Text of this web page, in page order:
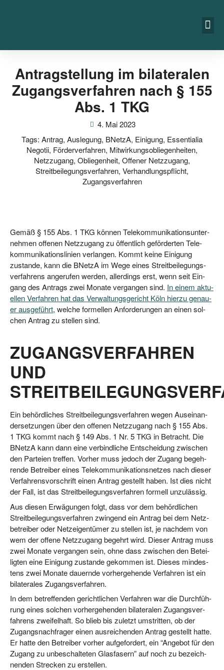
Antragstellung im bilateralen
Zugangsverfahren nach § 155
Abs. 1 TKG
4. Mai 2023
Tags: Antrag, Auslegung, BNetzA, Einigung, Essentialia
Negotii, Förderverfahren, Mitwirkungsobliegenheiten,
Netzzugang, Obliegenheit, Offener Netzzugang,
Streitbeilegungsverfahren, Verhandlungspflicht,
Zugangsverfahren
Gemäß § 155 Abs. 1 TKG kön­nen Tele­kom­mu­ni­ka­ti­ons­un­ter­
neh­men offe­nen Netz­zu­gang zu öffent­lich geför­der­ten Tele­
kom­mu­ni­ka­ti­ons­li­ni­en ver­lan­gen. Kommt kei­ne Eini­gung
zustan­de, kann die BNetzA im Wege eines Streit­bei­le­gungs­
ver­fah­rens ange­ru­fen wer­den, aller­dings erst, wenn seit Ein­
gang des Antrags zwei Mona­te ver­gan­gen sind. In einem aktu­
el­len Ver­fah­ren hat das Ver­wal­tungs­ge­richt Köln hier­zu genau­
er aus­ge­führt, wel­che for­mel­len Anfor­de­run­gen an einen sol­
chen Antrag zu stel­len sind.
ZUGANGSVERFAHREN
UND
Ein behörd­li­ches Streit­bei­le­gungs­ver­fah­ren wegen Aus­ein­an­
der­set­zun­gen über den offe­nen Netz­zu­gang nach § 155 Abs.
1 TKG kommt nach § 149 Abs. 1 Nr. 5 TKG in Betracht. Die
BNetzA kann dann eine ver­bind­li­che Ent­schei­dung zwi­schen
den Par­tei­en tref­fen. Vor­her muss jedoch der Zugang begeh­
ren­de Betrei­ber eines Tele­kom­mu­ni­ka­ti­ons­net­zes nach die­ser
Ver­fah­rens­vor­schrift einen Antrag gestellt haben. Ist dies nicht
der Fall, ist das Streit­bei­le­gungs­ver­fah­ren for­mell unzulässig.
Aus die­sen Erwä­gun­gen folgt, dass vor dem behörd­li­chen
Streit­bei­le­gungs­ver­fah­ren zwin­gend ein Antrag bei dem Netz­
be­trei­ber oder Netz­ei­gen­tü­mer zu stel­len ist, je nach­dem von
wem der offe­ne Netz­zu­gang begehrt wird. Die­ser Antrag muss
zwei Mona­te ver­gan­gen sein, ohne dass zwi­schen den Betei­
lig­ten eine Eini­gung zustan­de gekom­men ist. Die­ses min­des­
tens zwei Mona­te dau­ern­de vor­her­ge­hen­de Ver­fah­ren ist ein
bila­te­ra­les Zugangsverfahren.
In dem betref­fen­den gericht­li­chen Ver­fah­ren war die Durch­füh­
rung eines sol­chen vor­her­ge­hen­den bila­te­ra­len Zugangs­ver­
fah­rens zwei­fel­haft. So blieb bis zuletzt umstrit­ten, ob der
Zugangs­nach­fra­ger einen aus­rei­chen­den Antrag gestellt hat­te.
Er hat­te den Betrei­ber vor­her auf­ge­for­dert, ein “Ange­bot für den
Zugang zu unbe­schal­te­ten Glas­fa­sern” auf noch zu bezeich­
nen­den Stre­cken zu erstellen.